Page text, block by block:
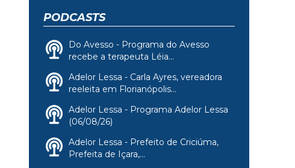
PODCASTS
Do Avesso - Programa do Avesso
recebe a terapeuta Léia...
Adelor Lessa - Carla Ayres, vereadora
reeleita em Florianópolis...
Adelor Lessa - Programa Adelor Lessa
(06/08/26)
Adelor Lessa - Prefeito de Criciúma,
Prefeita de Içara,...